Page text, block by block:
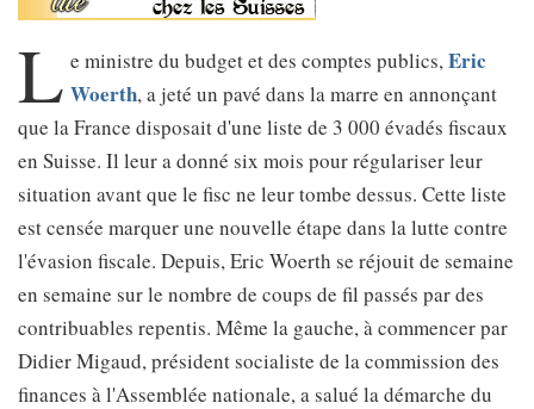
L e ministre du budget et des comptes publics,Eric
Woerth, a jeté un pavé dans la marre en annonçant
que la France disposait d'une liste de 3 000 évadés fiscaux
en Suisse. Il leur a donné six mois pour régulariser leur
situation avant que le fisc ne leur tombe dessus. Cette liste
est censée marquer une nouvelle étape dans la lutte contre
l'évasion fiscale. Depuis, Eric Woerth se réjouit de semaine
en semaine sur le nombre de coups de fil passés par des
contribuables repentis. Même la gauche, à commencer par
Didier Migaud, président socialiste de la commission des
finances à l'Assemblée nationale, a salué la démarche du